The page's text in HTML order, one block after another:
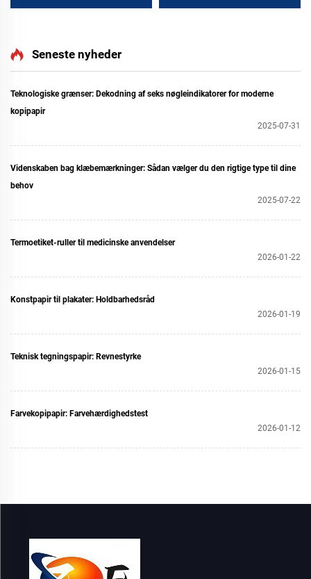
Seneste nyheder
Teknologiske grænser: Dekodning af seks nøgleindikatorer for moderne
kopipapir
2025-07-31
Videnskaben bag klæbemærkninger: Sådan vælger du den rigtige type til dine
behov
2025-07-22
Termoetiket-ruller til medicinske anvendelser
2026-01-22
Konstpapir til plakater: Holdbarhedsråd
2026-01-19
Teknisk tegningspapir: Revnestyrke
2026-01-15
Farvekopipapir: Farvehærdighedstest
2026-01-12